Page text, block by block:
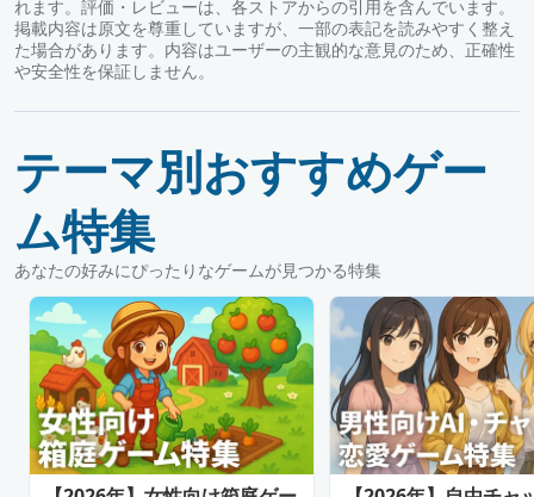
れます。評価・レビューは、各ストアからの引用を含んでいます。
掲載内容は原文を尊重していますが、一部の表記を読みやすく整え
た場合があります。内容はユーザーの主観的な意見のため、正確性
や安全性を保証しません。
テーマ別おすすめゲー
ム特集
あなたの好みにぴったりなゲームが見つかる特集